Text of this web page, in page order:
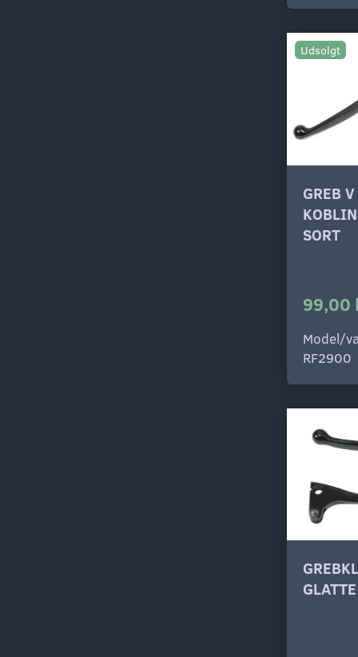
Udsolgt
GREB
SORT
99,00
Model/
RF2900